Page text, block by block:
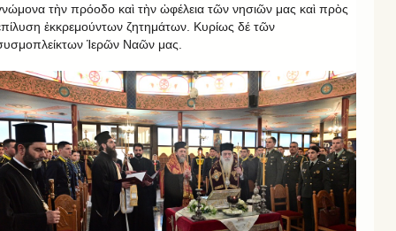
τὴν πρόοδο καὶ τὴν ὠφέλεια τῶν νησιῶν μας καὶ πρὸς
ἐκκρεμούντων ζητημάτων. Κυρίως δέ τῶν
Ἱερῶν Ναῶν μας.